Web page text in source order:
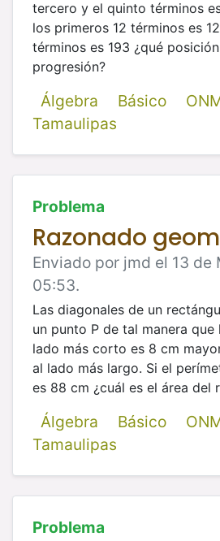
tercero y el quinto términos
los primeros 12 términos es
términos es 193 ¿qué
progresión?
Álgebra Básico
Tamaulipas
Problema
Razonado
Enviado por jmd el 13 de
05:53.
Las diagonales de un
un punto P de tal manera que
lado más corto es 8 cm
al lado más largo. Si el
es 88 cm ¿cuál es el área del
Álgebra Básico
Tamaulipas
Problema